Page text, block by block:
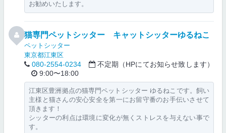
お勧めいたします。
猫専門ペットシッター キャットシッターゆるねこ
ペットシッター
東京都江東区
080-2554-0234
不定期（HPにてお知らせ致します）
9:00〜18:00
江東区豊洲拠点の猫専門ペットシッター ゆるねこです。飼い
主様と猫さんの安心安全を第一にお留守番のお手伝いさせて
頂きます！
シッターの利点は環境に変化が無くストレスを与えない事で
す。